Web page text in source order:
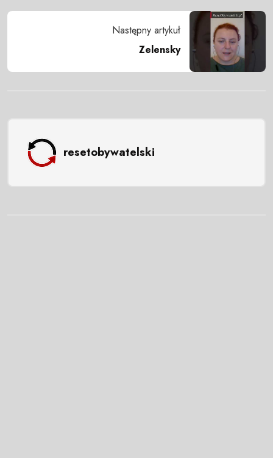
Następny artykuł
Zelensky
resetobywatelski